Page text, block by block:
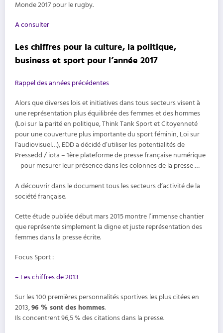
Monde 2017 pour le rugby.
A consulter
Les chiffres pour la culture, la politique,
business et sport pour l’année 2017
Rappel des années précédentes
Alors que diverses lois et initiatives dans tous secteurs visent à
une représentation plus équilibrée des femmes et des hommes
(Loi sur la parité en politique, Think Tank Sport et Citoyenneté
pour une couverture plus importante du sport féminin, Loi sur
l’audiovisuel…), EDD a décidé d’utiliser les potentialités de
Pressedd / iota – 1ère plateforme de presse française numérique
– pour mesurer leur présence dans les colonnes de la presse …
A découvrir dans le document tous les secteurs d’activité de la
société française.
Cette étude publiée début mars 2015 montre l’immense chantier
que représente simplement la digne et juste représentation des
femmes dans la presse écrite.
Focus Sport :
– Les chiffres de 2013
Sur les 100 premières personnalités sportives les plus citées en
2013,96 % sont des hommes.
Ils concentrent 96,5 % des citations dans la presse.